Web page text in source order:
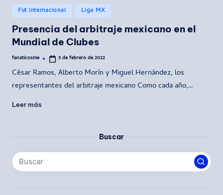
Publicado
en
Fut Internacional Liga MX
Presencia del arbitraje mexicano en el
Mundial de Clubes
Publicado
fanaticosme 3 de febrero de 2022
César Ramos, Alberto Morín y Miguel Hernández, los
representantes del arbitraje mexicano Como cada año,…
Leer más
Buscar